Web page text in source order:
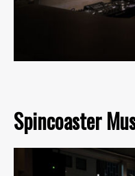
Spincoaster